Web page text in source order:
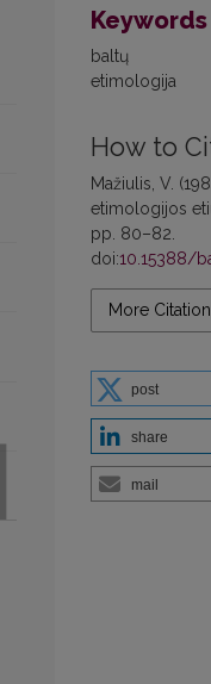
Keywords
baltų
etimologija
How to
Mažiulis, V.
etimologijos
pp. 80–82.
doi:10.15388/
More
post
share
mail